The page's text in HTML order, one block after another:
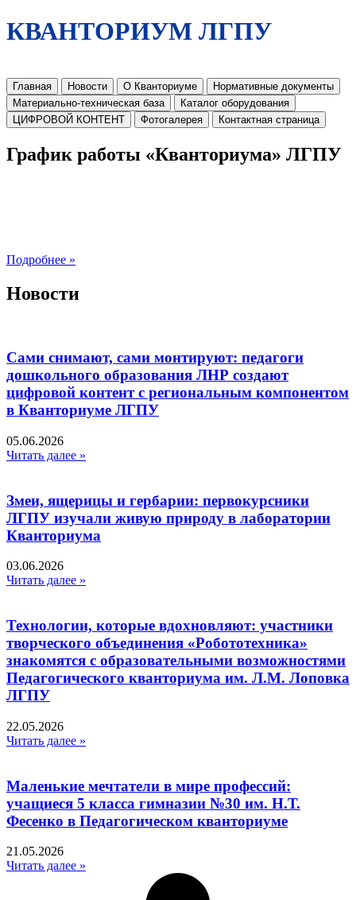
КВАНТОРИУМ ЛГПУ
Главная Новости О Кванториуме
Нормативные документы
Материально-техническая база
Каталог оборудования
ЦИФРОВОЙ КОНТЕНТ
Фотогалерея Контактная страница
График работы «Кванториума» ЛГПУ
Подробнее »
Новости
Сами снимают, сами монтируют: педагоги
дошкольного образования ЛНР создают
цифровой контент с региональным компонентом
в Кванториуме ЛГПУ​
05.06.2026
Читать далее »
Змеи, ящерицы и гербарии: первокурсники
ЛГПУ изучали живую природу в лаборатории
Кванториума
03.06.2026
Читать далее »
Технологии, которые вдохновляют: участники
творческого объединения «Робототехника»
знакомятся с образовательными возможностями
Педагогического кванториума им. Л.М. Лоповка
ЛГПУ
22.05.2026
Читать далее »
Маленькие мечтатели в мире профессий:
учащиеся 5 класса гимназии №30 им. Н.Т.
Фесенко в Педагогическом кванториуме
21.05.2026
Читать далее »